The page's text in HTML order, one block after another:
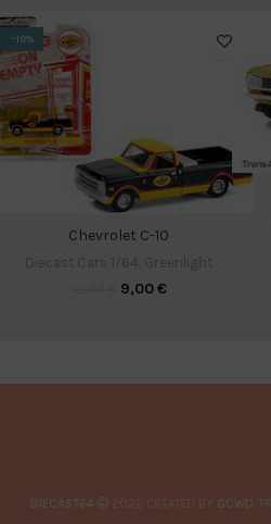
-10%
Chevrolet C-10
9,00€
DIECAST64 2022 CREATED BY GCWD .